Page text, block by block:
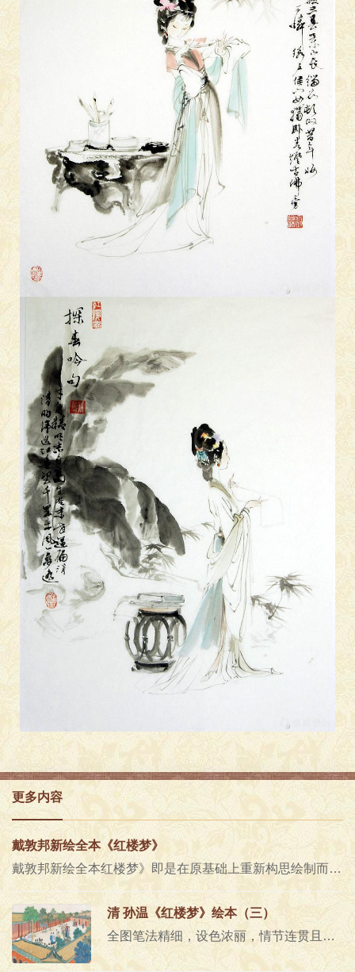
更多内容
戴敦邦新绘全本《红楼梦》
戴敦邦新绘全本红楼梦》即是在原基础上重新构思绘制而成。论家称《红楼梦》是百科全书式的长篇小说，其文化内涵之博大精深为世界..
清 孙温《红楼梦》绘本（三）
全图笔法精细，设色浓丽，情节连贯且生动感人，作者以独特的视角，将各种人物活动情节置于特定的环境之中，以生动直观的艺术..